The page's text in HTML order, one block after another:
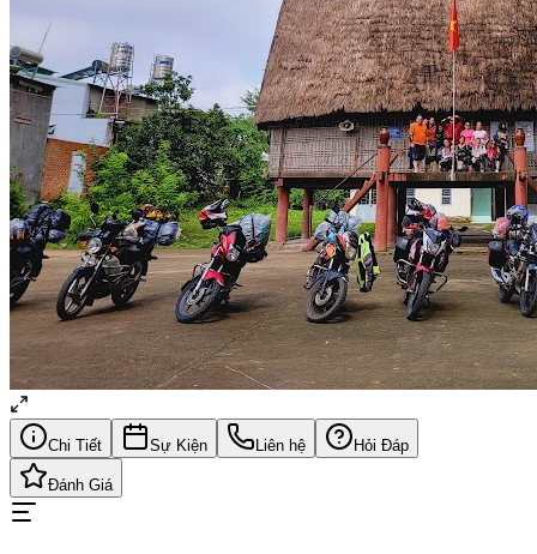
Chi Tiết Sự Kiện Liên hệ Hỏi Đáp
Đánh Giá